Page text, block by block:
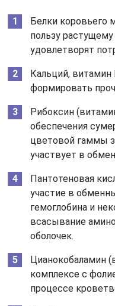
Белки коровьего
пользу растущему
удовлетворят
Кальций,
формировать
Рибоксин
обеспечения
цветовой гаммы
участвует в
Пантотеновая
участие в
гемоглобина и
всасывание
оболочек.
Цианокобаламин
комплексе с
процессе